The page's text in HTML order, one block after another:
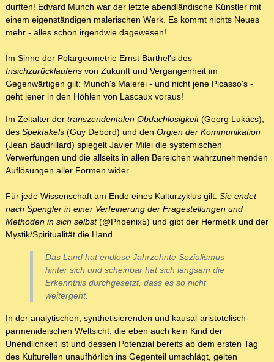
durften! Edvard Munch war der letzte abendländische Künstler mit
einem eigenständigen malerischen Werk. Es kommt nichts Neues
mehr - alles schon irgendwie dagewesen!
Im Sinne der Polargeometrie Ernst Barthel's des
Insichzurücklaufens von Zukunft und Vergangenheit im
Gegenwärtigen gilt: Munch's Malerei - und nicht jene Picasso's -
geht jener in den Höhlen von Lascaux voraus!
Im Zeitalter der transzendentalen Obdachlosigkeit(Georg Lukács),
des Spektakels (Guy Debord) und den Orgien der Kommunikation
(Jean Baudrillard) spiegelt Javier Milei die systemischen
Verwerfungen und die allseits in allen Bereichen wahrzunehmenden
Auflösungen aller Formen wider.
Für jede Wissenschaft am Ende eines Kulturzyklus gilt: Sie endet
nach Spengler in einer Verfeinerung der Fragestellungen und
Methoden in sich selbst(@Phoenix5) und gibt der Hermetik und der
Mystik/Spiritualität die Hand.
Das Land hat endlose Jahrzehnte Sozialismus
hinter sich und scheinbar hat sich langsam die
Erkenntnis durchgesetzt, dass es so nicht
weitergeht.
In der analytischen, synthetisierenden und kausal-aristotelisch-
parmenideischen Weltsicht, die eben auch kein Kind der
Unendlichkeit ist und dessen Potenzial bereits ab dem ersten Tag
des Kulturellen unaufhörlich ins Gegenteil umschlägt, gelten